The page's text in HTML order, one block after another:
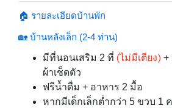
🏠 รายละเอียดบ้านพัก
🏡 บ้านหลังเล็ก (2-4 ท่าน)
มีที่นอนเสริม 2 ที่ (ไม่มีเตียง) +
ผ้าเช็ดตัว
ฟรีน้ำดื่ม + อาหาร 2 มื้อ
หากมีเด็กเล็กต่ำกว่า 5 ขวบ 1